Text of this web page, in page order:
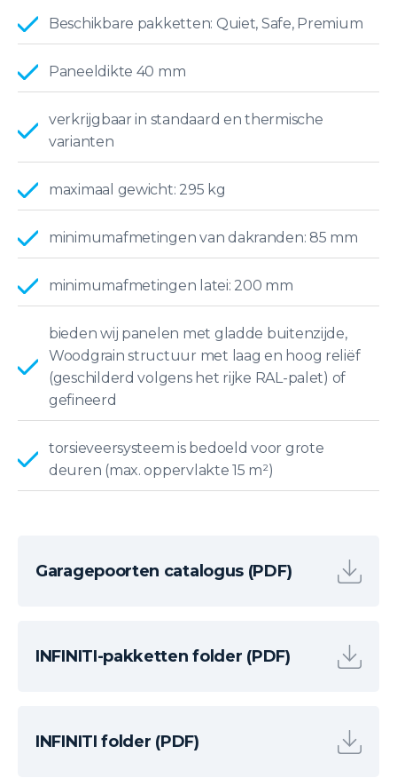
Beschikbare pakketten: Quiet, Safe, Premium
Paneeldikte 40 mm
verkrijgbaar in standaard en thermische
varianten
maximaal gewicht: 295 kg
minimumafmetingen van dakranden: 85 mm
minimumafmetingen latei: 200 mm
bieden wij panelen met gladde buitenzijde,
Woodgrain structuur met laag en hoog reliëf
(geschilderd volgens het rijke RAL-palet) of
gefineerd
torsieveersysteem is bedoeld voor grote
deuren (max. oppervlakte 15 m²)
Garagepoorten catalogus (PDF)
INFINITI-pakketten folder (PDF)
INFINITI folder (PDF)